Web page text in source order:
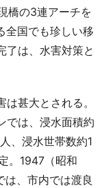
橋の3連アーチを
全国でも珍しい移
了は、水害対策と
甚大とされる。
では、浸水面積約
、浸水世帯数約1
。1947（昭和
、市内では渡良